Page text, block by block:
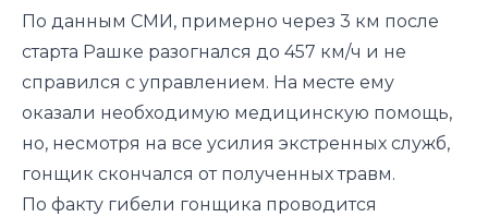
По данным СМИ, примерно через 3 км после
старта Рашке разогнался до 457 км/ч и не
справился с управлением. На месте ему
оказали необходимую медицинскую помощь,
но, несмотря на все усилия экстренных служб,
гонщик скончался от полученных травм.
По факту гибели гонщика проводится